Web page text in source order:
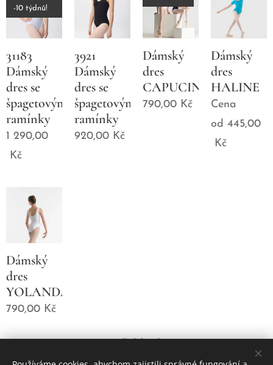
31183
Dámský
dres se
špagetovými
ramínky
-10 týdnů!
1 290,00
Kč
3921
Dámský
dres se
špagetovými
ramínky
920,00 Kč
Dámský
dres
CAPUCINE
790,00 Kč
Dámský
dres
HALINE
Cena
od 445,00
Kč
Dámský
dres
YOLANDA
790,00 Kč
Předchozí